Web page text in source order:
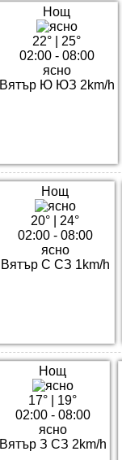
Нощ
22°
25°
02:00 - 08:00
ясно
Вятър Ю ЮЗ 2km/h
Нощ
20°
24°
02:00 - 08:00
ясно
Вятър С СЗ 1km/h
Нощ
17°
19°
02:00 - 08:00
ясно
Вятър З СЗ 2km/h